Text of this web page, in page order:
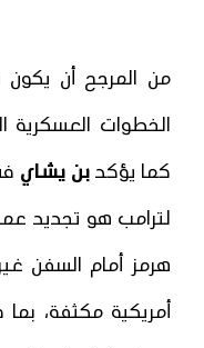
من المرجح أن يكون
الخطوات العسكرية
كما يؤكدبن يشاي
لترامب هو تجديد
هرمز أمام السفن غير
أمريكية مكثفة،